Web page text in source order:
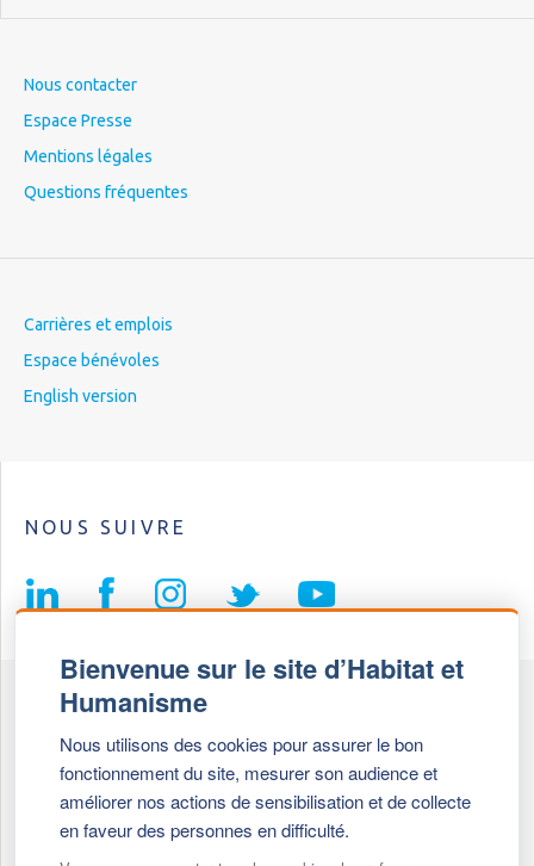
Bienvenue sur le site d’Habitat et
Humanisme
Nous utilisons des cookies pour assurer le bon
fonctionnement du site, mesurer son audience et
améliorer nos actions de sensibilisation et de collecte
en faveur des personnes en difficulté.
Nous contacter
Espace Presse
Mentions légales
Questions fréquentes
Carrières et emplois
Espace bénévoles
English version
NOUS SUIVRE
69647 Caluire et Cuire cedex
+ 33 (0)4 72 27 42 58